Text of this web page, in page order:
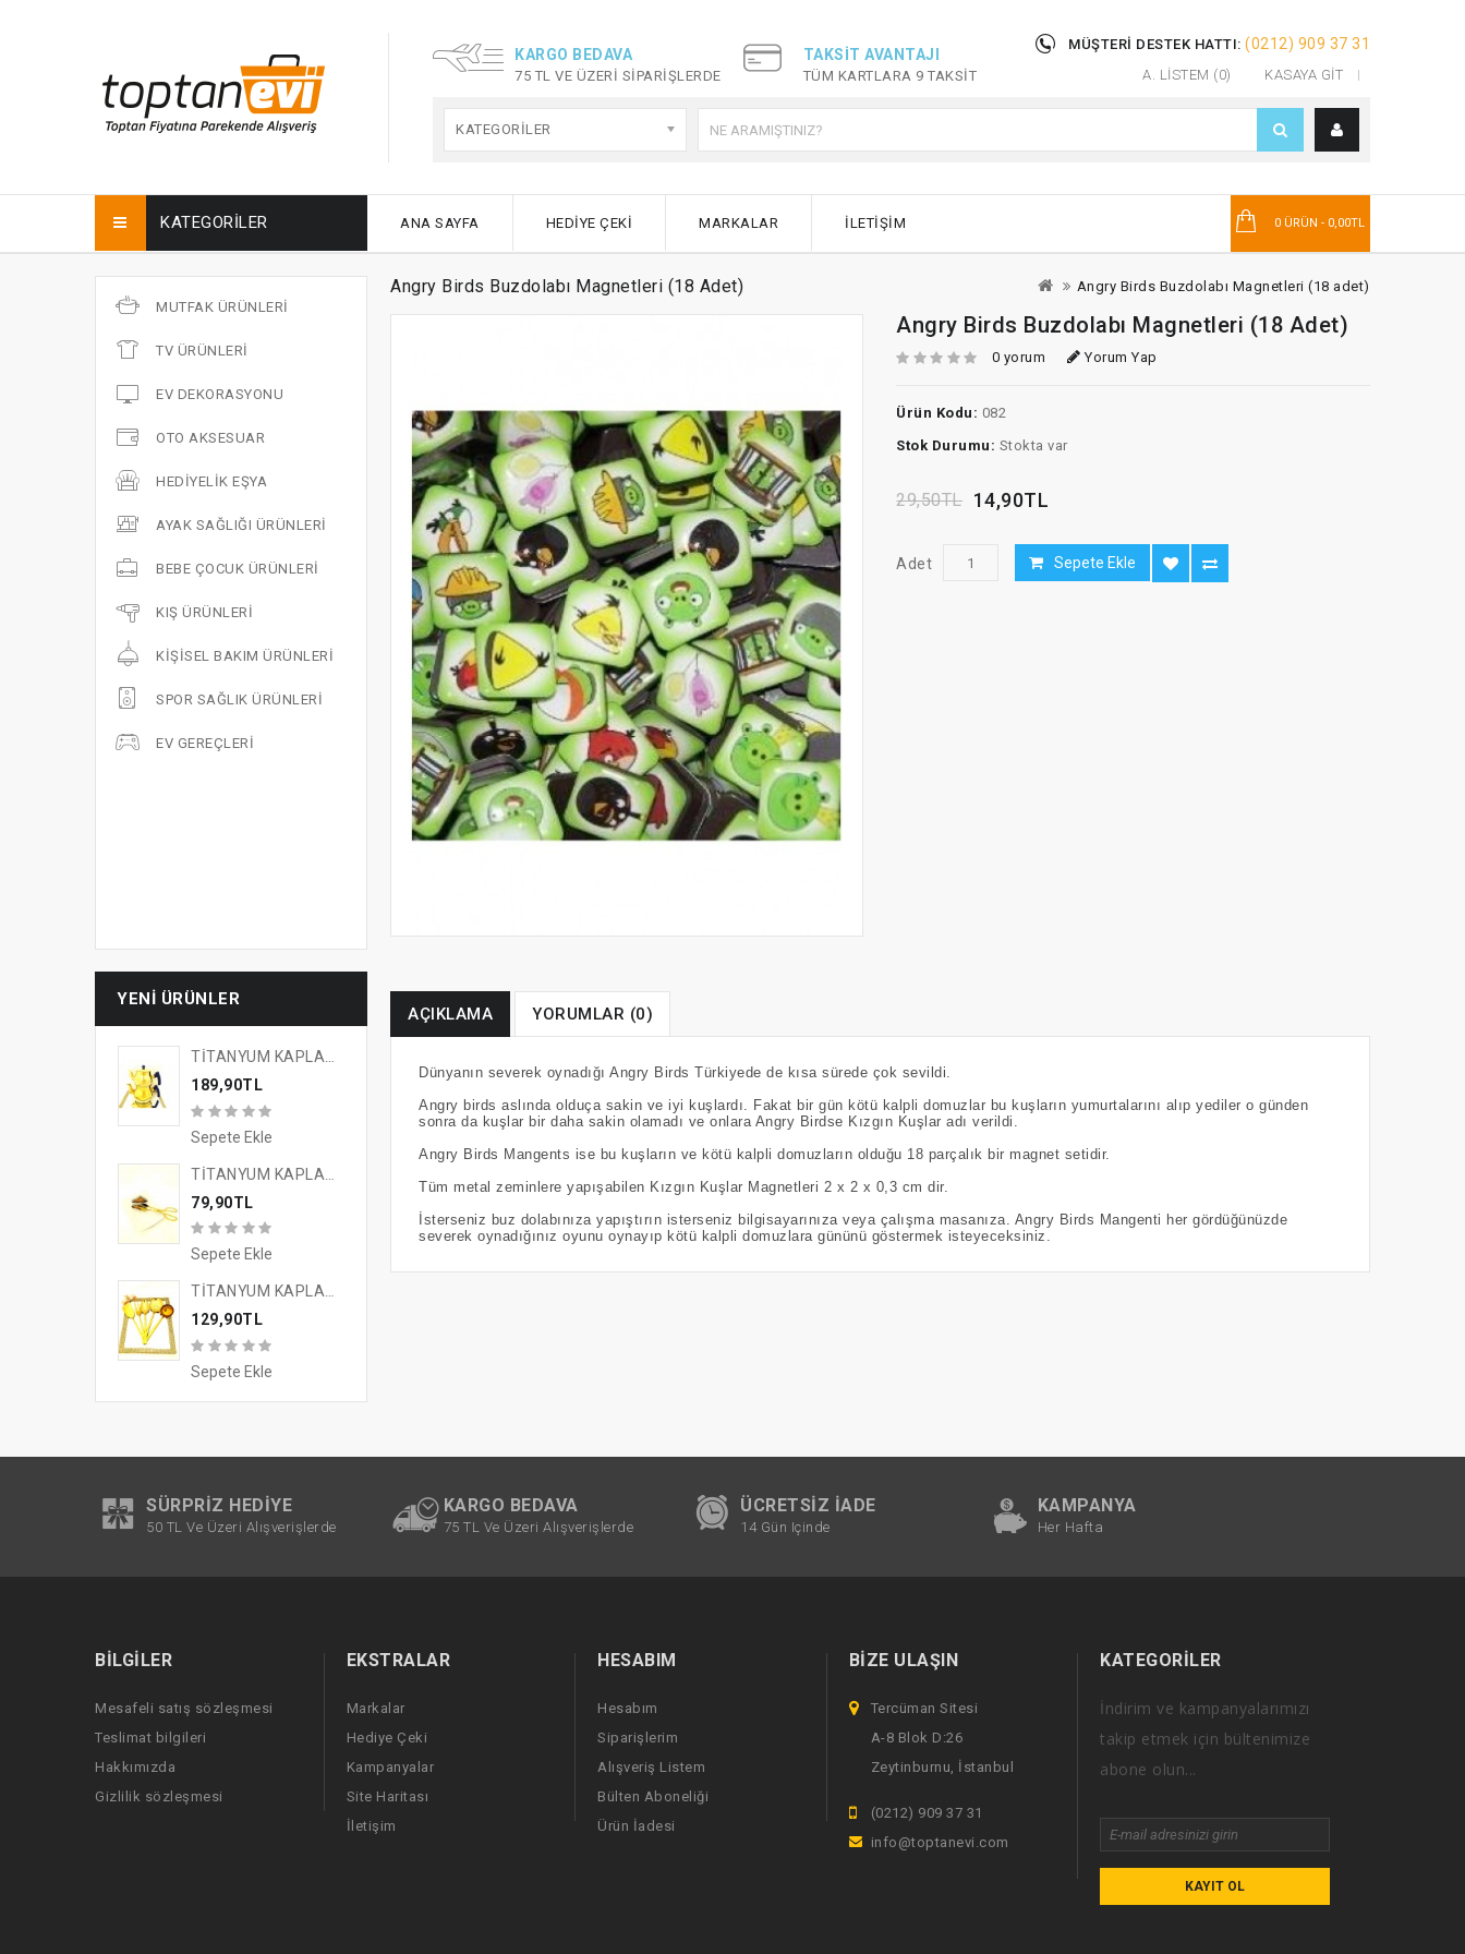
MÜŞTERI DESTEK HATTI:
KARGO BEDAVA
75 TL VE ÜZERI SIPARIŞLERDE
TAKSIT AVANTAJI
TÜM KARTLARA 9 TAKSIT
(0212) 909 37 31
A. LISTEM (0) KASAYA GIT
KATEGORILER
KATEGORILER ANA SAYFA HEDIYE ÇEKI MARKALAR İLETIŞIM 0 ÜRÜN - 0,00TL
MUTFAK ÜRÜNLERI
TV ÜRÜNLERI
EV DEKORASYONU
OTO AKSESUAR
HEDIYELIK EŞYA
AYAK SAĞLIĞI ÜRÜNLERI
BEBE ÇOCUK ÜRÜNLERI
KIŞ ÜRÜNLERI
KIŞISEL BAKIM ÜRÜNLERI
SPOR SAĞLIK ÜRÜNLERI
EV GEREÇLERI
YENI ÜRÜNLER
TİTANYUM KAPLAMA GOLD TASARIM ÇAYKEYFİ ÇAYDANLIK
189,90TL
Sepete Ekle
79,90TL
Sepete Ekle
TİTANYUM KAPLAMA GOLD TASARIM 5'Lİ SERVİS SETİ
129,90TL
Sepete Ekle
Angry Birds Buzdolabı Magnetleri (18 adet)
Angry Birds Buzdolabı Magnetleri (18 Adet)
Angry Birds Buzdolabı Magnetleri (18 Adet)
0 yorum Yorum Yap
Ürün Kodu: 082
Stok Durumu: Stokta var
29,50TL 14,90TL
Adet Sepete Ekle
AÇIKLAMA YORUMLAR (0)
Dünyanın severek oynadığı Angry Birds Türkiyede de kısa sürede çok sevildi.
Angry birds aslında olduça sakin ve iyi kuşlardı. Fakat bir gün kötü kalpli domuzlar bu kuşların yumurtalarını alıp yediler o günden
sonra da kuşlar bir daha sakin olamadı ve onlara Angry Birdse Kızgın Kuşlar adı verildi.
Angry Birds Mangents ise bu kuşların ve kötü kalpli domuzların olduğu 18 parçalık bir magnet setidir.
Tüm metal zeminlere yapışabilen Kızgın Kuşlar Magnetleri 2 x 2 x 0,3 cm dir.
İsterseniz buz dolabınıza yapıştırın isterseniz bilgisayarınıza veya çalışma masanıza. Angry Birds Mangenti her gördüğünüzde
severek oynadığınız oyunu oynayıp kötü kalpli domuzlara gününü göstermek isteyeceksiniz.
SÜRPRIZ HEDIYE
50 TL Ve Üzeri Alışverişlerde
KARGO BEDAVA
75 TL Ve Üzeri Alışverişlerde
ÜCRETSIZ İADE
14 Gün Içinde
KAMPANYA
Her Hafta
BILGILER
Mesafeli satış sözleşmesi
Teslimat bilgileri
Hakkımızda
Gizlilik sözleşmesi
EKSTRALAR
Markalar
Hediye Çeki
Kampanyalar
Site Haritası
İletişim
HESABIM
Hesabım
Siparişlerim
Alışveriş Listem
Bülten Aboneliği
Ürün İadesi
BIZE ULAŞIN
Tercüman Sitesi
A-8 Blok D:26
Zeytinburnu, İstanbul
(0212) 909 37 31
info@toptanevi.com
KATEGORILER
İndirim ve kampanyalarımızı
takip etmek için bültenimize
abone olun...
KAYIT OL